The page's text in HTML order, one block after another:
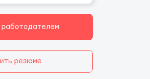
работодателем
резюме